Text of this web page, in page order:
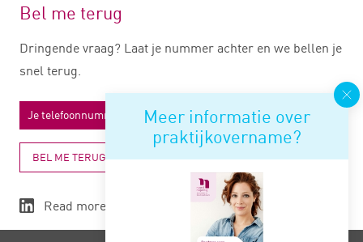
Meer informatie over
praktijkovername?
Bel me terug
Dringende vraag? Laat je nummer achter en we bellen je
snel terug.
BEL ME TERUG
Read more